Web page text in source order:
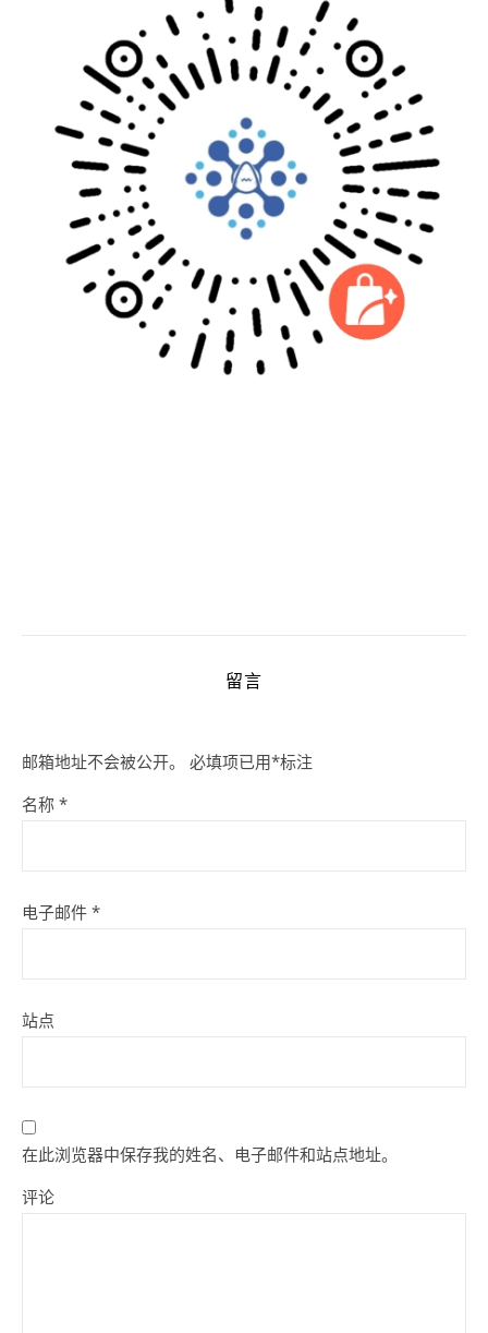
留言
邮箱地址不会被公开。 必填项已用*标注
名称 *
电子邮件 *
站点
在此浏览器中保存我的姓名、电子邮件和站点地址。
评论